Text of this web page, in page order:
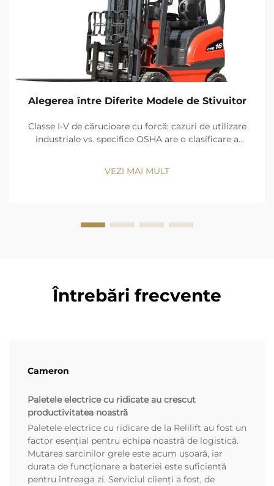
Alegerea între Diferite Modele de Stivuitor
Classe I-V de cărucioare cu forcă: cazuri de utilizare
industriale vs. specifice OSHA are o clasificare a
precizia de mişcare păstra Clasa I (camion cu şofer
VEZI MAI MULT
Întrebări frecvente
Cameron
Paletele electrice cu ridicate au crescut
productivitatea noastră
Paletele electrice cu ridicare de la Relilift au fost un
factor esențial pentru echipa noastră de logistică.
Mutarea sarcinilor grele este acum ușoară, iar
durata de funcționare a bateriei este suficientă
pentru întreaga zi. Serviciul clienți a fost, de